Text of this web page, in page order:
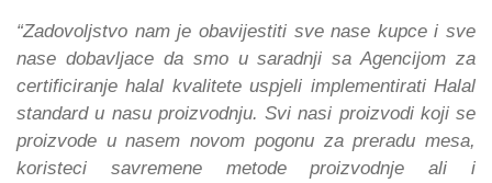
“Zadovoljstvo nam je obavijestiti sve nase kupce i sve
nase dobavljace da smo u saradnji sa Agencijom za
certificiranje halal kvalitete uspjeli implementirati Halal
standard u nasu proizvodnju. Svi nasi proizvodi koji se
proizvode u nasem novom pogonu za preradu mesa,
koristeci savremene metode proizvodnje ali i